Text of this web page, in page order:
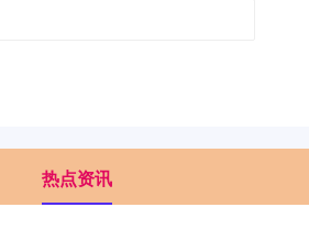
热点资讯